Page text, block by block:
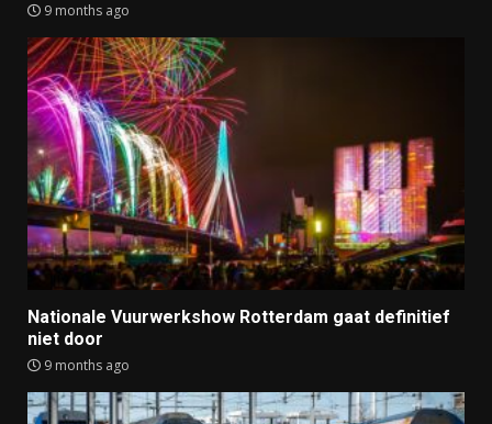
9 months ago
Nationale Vuurwerkshow Rotterdam gaat definitief
niet door
9 months ago